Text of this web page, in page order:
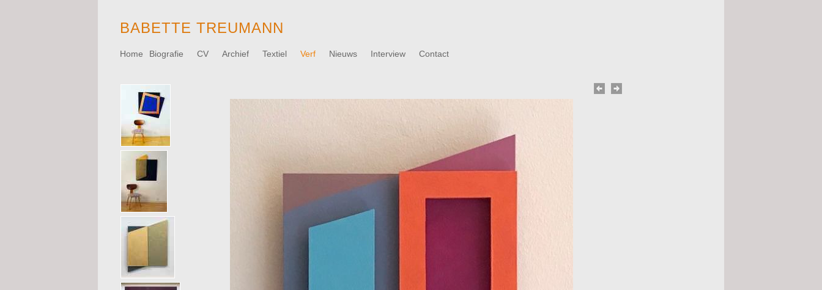
BABETTE TREUMANN
Home Biografie CV Archief Textiel Verf Nieuws Interview Contact